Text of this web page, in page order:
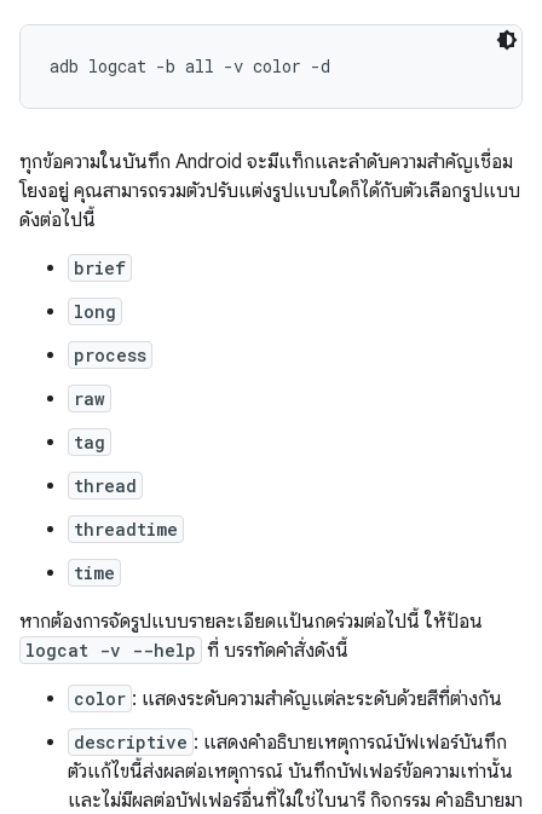
ทุกข้อความในบันทึก Android จะมีแท็กและลําดับความสําคัญเชื่อม
โยงอยู่ คุณสามารถรวมตัวปรับแต่งรูปแบบใดก็ได้กับตัวเลือกรูปแบบ
ดังต่อไปนี้
brief
long
process
raw
tag
thread
threadtime
time
หากต้องการจัดรูปแบบรายละเอียดแป้นกดร่วมต่อไปนี้ ให้ป้อน
logcat -v --help ที่ บรรทัดคำสั่งดังนี้
color : แสดงระดับความสำคัญแต่ละระดับด้วยสีที่ต่างกัน
descriptive : แสดงคำอธิบายเหตุการณ์บัฟเฟอร์บันทึก
ตัวแก้ไขนี้ส่งผลต่อเหตุการณ์ บันทึกบัฟเฟอร์ข้อความเท่านั้น
และไม่มีผลต่อบัฟเฟอร์อื่นที่ไม่ใช่ไบนารี กิจกรรม คำอธิบายมา